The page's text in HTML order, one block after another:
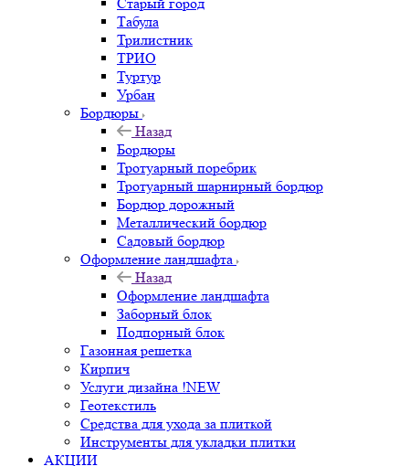
Табула
Трилистник
ТРИО
Туртур
Урбан
Бордюры
Назад
Бордюры
Тротуарный поребрик
Тротуарный шарнирный бордюр
Бордюр дорожный
Металлический бордюр
Садовый бордюр
Оформление ландшафта
Назад
Оформление ландшафта
Заборный блок
Подпорный блок
Газонная решетка
Кирпич
Услуги дизайна !NEW
Геотекстиль
Средства для ухода за плиткой
Инструменты для укладки плитки
АКЦИИ